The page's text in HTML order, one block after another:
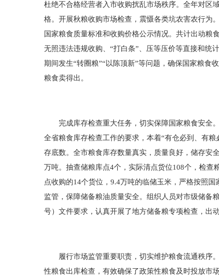
杜绝不合格经营者入市收购扰乱市场秩序。全年对区
格。开展秋粮收购市场检查，震慑各类坑农害农行为
国家粮食质量标准和收购价格公示情况。共计出动粮
无照违法违规收购、“打白条”、压等压价等直接和统
期间发生“转圈粮”“以陈顶新”等问题，确保国家粮食
粮食卖得出。
完成库存检查重大任务，切实保障国家粮食安全。
全省粮食库存检查工作的要求，本着“有仓必到、有
存底数。全市粮食库存数量真实，质量良好，储存安
万吨。抽查储粮库点4个，实际清点货位108个，检
点收购的14个货位，9.4万吨的临储玉米，严格按照
监管，保障储备粮油质量安全。组织人员对市级储备
号）文件要求，认真开展了地方储备粮专项检查，出
履行市场监管重要职责，切实维护粮食流通秩序。
性粮食出库检查，有效确保了政策性粮食及时投放市